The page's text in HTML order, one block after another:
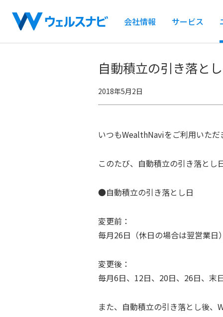
会社情報 サービス
自動積立の引き落と
2018年5月2日
いつもWealthNaviをご利用いた
このたび、自動積立の引き落と
●自動積立の引き落とし日
変更前：
毎月26日（休日の場合は翌営業日
変更後：
毎月6日、12日、20日、26日、末
また、自動積立の引き落とし後